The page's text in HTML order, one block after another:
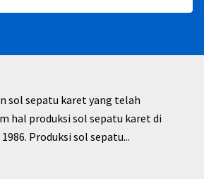
sol sepatu karet yang telah
hal produksi sol sepatu karet di
Produksi sol sepatu...